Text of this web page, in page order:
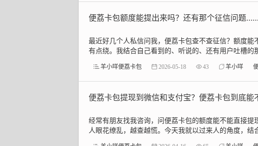
便荔卡包额度能提出来吗？还有那个征信问题
最近好几个人私信问我，便荔卡包查不查征信？额度
有点绕。我结合自己看到的、听说的、还有用户吐槽的
羊小咩便荔卡包 2026-05-18 43 羊小咩
便荔卡包提现到微信和支付宝？便荔卡包到底
经常有朋友找我咨询，问便荔卡包的额度能不能直接
人眼花缭乱，越查越慌。今天我就以过来人的角度，